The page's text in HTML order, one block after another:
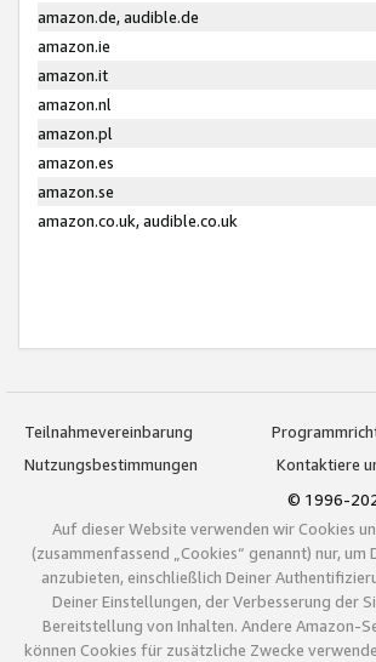
amazon.de, audible.de
amazon.ie
amazon.it
amazon.nl
amazon.pl
amazon.es
amazon.se
amazon.co.uk, audible.co.uk
Teilnahmevereinbarung
Nutzungsbestimmungen
Kontaktiere
© 1996-
Auf dieser Website verwenden wir Cookies
(zusammenfassend „Cookies“ genannt) nur, um
anzubieten, einschließlich Deiner
Deiner Einstellungen, der Verbesserung der
Bereitstellung von Inhalten. Andere Amazon-
können Cookies für zusätzliche Zwecke